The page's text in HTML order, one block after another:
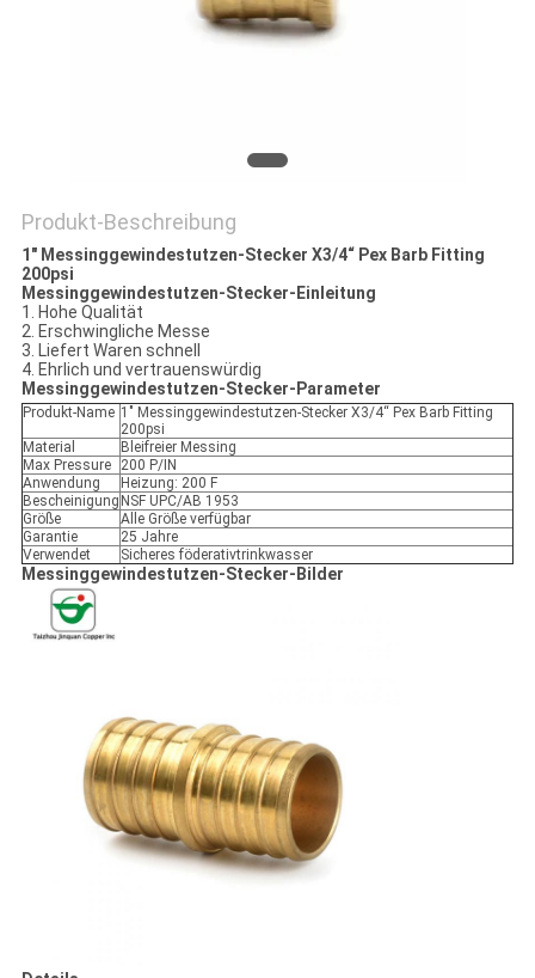
Produkt-Beschreibung
1" Messinggewindestutzen-Stecker X3/4“ Pex Barb Fitting
200psi
Messinggewindestutzen-Stecker-Einleitung
1. Hohe Qualität
2. Erschwingliche Messe
3. Liefert Waren schnell
4. Ehrlich und vertrauenswürdig
Messinggewindestutzen-Stecker-Parameter
Produkt-Name 1" Messinggewindestutzen-Stecker X3/4“ Pex Barb Fitting
200psi
Material
Bleifreier Messing
Max Pressure
200 P/IN
Anwendung
Heizung: 200 F
Bescheinigung NSF UPC/AB 1953
Größe
Alle Größe verfügbar
Garantie
25 Jahre
Verwendet
Sicheres föderativtrinkwasser
Messinggewindestutzen-Stecker-Bilder